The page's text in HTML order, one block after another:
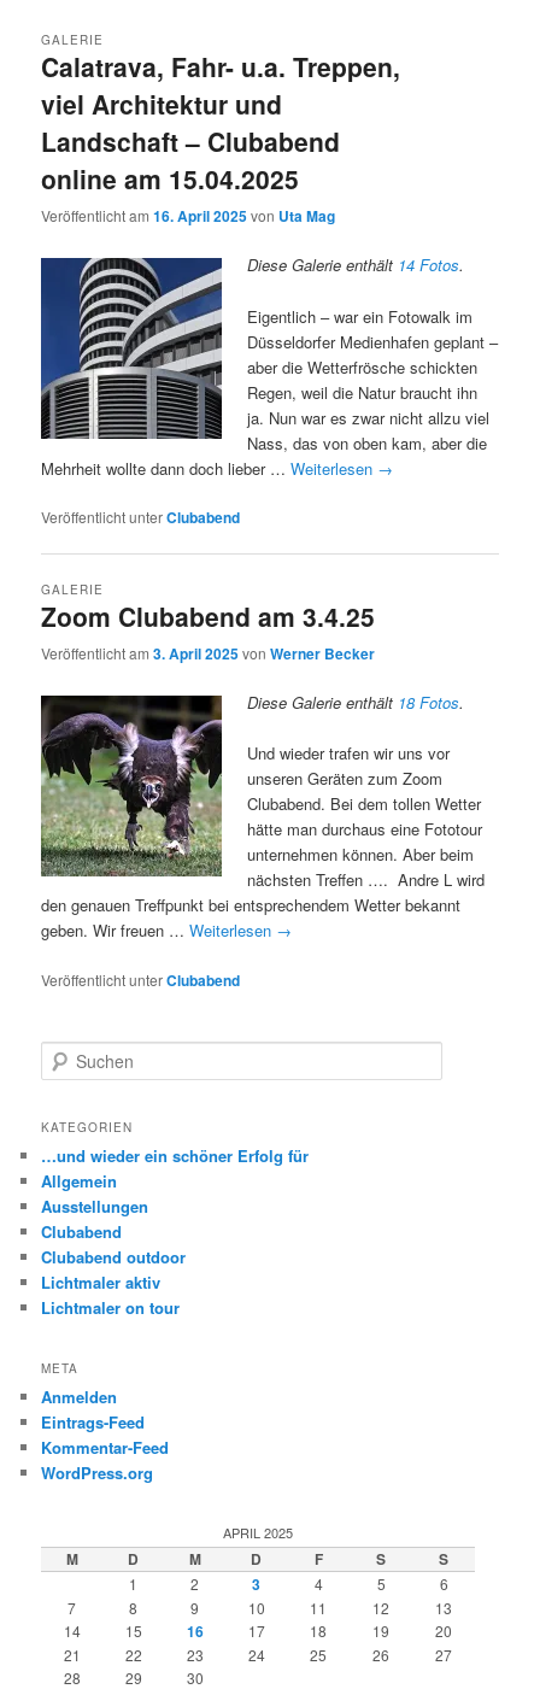
Calatrava, Fahr- u.a. Treppen,
viel Architektur und
Landschaft – Clubabend
online am 15.04.2025
GALERIE
Veröffentlicht am16. April 2025von Uta Mag
Diese Galerie enthält 14 Fotos.
Eigentlich – war ein Fotowalk im
Düsseldorfer Medienhafen geplant –
aber die Wetterfrösche schickten
Regen, weil die Natur braucht ihn
ja. Nun war es zwar nicht allzu viel
Nass, das von oben kam, aber die
Mehrheit wollte dann doch lieber …Weiterlesen →
Veröffentlicht unterClubabend
Zoom Clubabend am 3.4.25
GALERIE
Veröffentlicht am3. April 2025vonWerner Becker
Diese Galerie enthält 18 Fotos.
Und wieder trafen wir uns vor
unseren Geräten zum Zoom
Clubabend. Bei dem tollen Wetter
hätte man durchaus eine Fototour
unternehmen können. Aber beim
nächsten Treffen …. Andre L wird
den genauen Treffpunkt bei entsprechendem Wetter bekannt
geben. Wir freuen …Weiterlesen →
Veröffentlicht unterClubabend
u
h
n
KATEGORIEN
…und wieder ein schöner Erfolg für
Allgemein
Ausstellungen
Clubabend
Clubabend outdoor
Lichtmaler aktiv
Lichtmaler on tour
META
Anmelden
Eintrags-Feed
Kommentar-Feed
WordPress.org
APRIL 2025
M D M D F S S
1 2 3 4 5
6
7
8 9 10 11 12
13
14
15 16 17 18 19
20
21
22 23 24 25 26
27
28
29 30